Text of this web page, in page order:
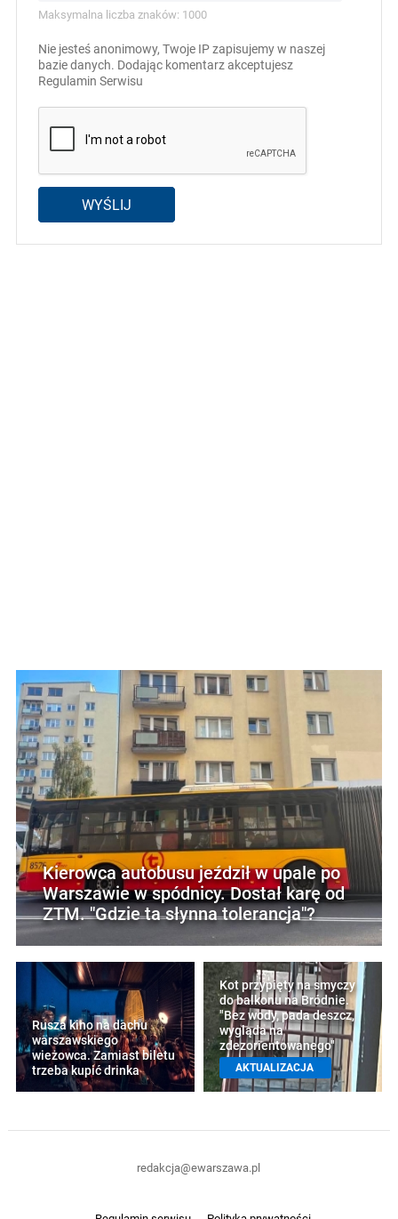
Maksymalna liczba znaków: 1000
Nie jesteś anonimowy, Twoje IP zapisujemy w naszej
bazie danych. Dodając komentarz akceptujesz
Regulamin Serwisu
WYŚLIJ
Kierowca autobusu jeździł w upale po
Warszawie w spódnicy. Dostał karę od
ZTM. "Gdzie ta słynna tolerancja"?
Rusza kino na dachu
warszawskiego
wieżowca. Zamiast biletu
trzeba kupić drinka
Kot przypięty na smyczy
do balkonu na Bródnie.
"Bez wody, pada deszcz,
wygląda na
zdezorientowanego"
AKTUALIZACJA
redakcja@ewarszawa.pl